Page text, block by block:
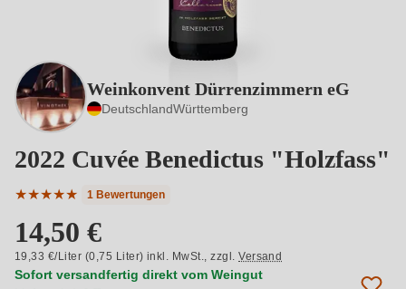
Weinkonvent Dürrenzimmern eG
DeutschlandWürttemberg
2022 Cuvée Benedictus "Holzfass"
★★★★★
Durchschnittliche Bewertung von 5 von 5 Sternen
1 Bewertungen
14,50 €
19,33 €/Liter (0,75 Liter) inkl. MwSt.,zzgl.Versand
Sofort versandfertig direkt vom Weingut